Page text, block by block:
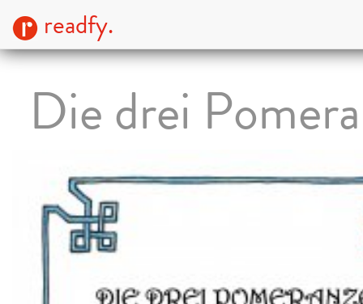
readfy.
Die drei